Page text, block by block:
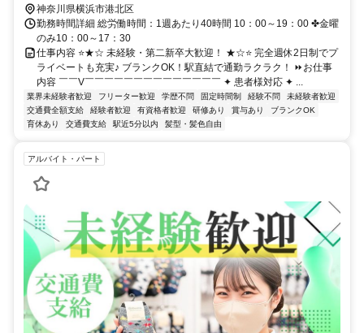
神奈川県横浜市港北区
勤務時間詳細 総労働時間：1週あたり40時間 10：00～19：00 ✤金曜
のみ10：00～17：30
仕事内容 ⭐★☆ 未経験・第二新卒大歓迎！ ★☆⭐ 完全週休2日制でプ
ライベートも充実♪ ブランクOK！駅直結で通勤ラクラク！ ⏩お仕事
内容 ￣￣V￣￣￣￣￣￣￣￣￣￣￣￣￣￣ ✦ 患者様対応 ✦ ...
業界未経験者歓迎 フリーター歓迎 学歴不問 固定時間制 経験不問
未経験者歓迎
交通費全額支給
経験者歓迎 有資格者歓迎 研修あり 賞与あり
ブランクOK
育休あり
交通費支給 駅近5分以内 髪型・髪色自由
アルバイト・パート